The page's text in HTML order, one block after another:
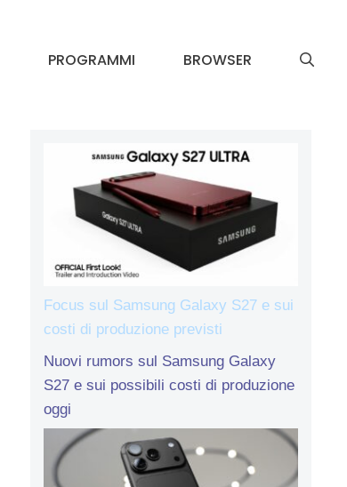
PROGRAMMI BROWSER
Focus sul Samsung Galaxy S27 e sui
costi di produzione previsti
Nuovi rumors sul Samsung Galaxy
S27 e sui possibili costi di produzione
oggi